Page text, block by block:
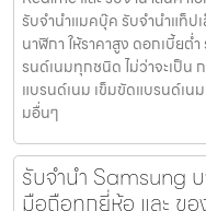
รับจำนำแมคบุ๊ค รับจำนำแท็ป
นาฬิกา ให้ราคาสูง ดอกเบี้ยต่
รนด์เนมทุกชนิด ไม่ว่าจะเป็น
แบรนด์เนม เข็มขัดแบรนด์เน
มอื่นๆ
รับจำนำ Samsung
มือถือทุกยี่ห้อ และ ข